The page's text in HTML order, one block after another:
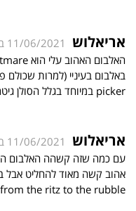
אריאלוש 11/06/2021 בשעה 13:24
picker במיוחד בגלל הסולן גיטרהה
אריאלוש 11/06/2021 בשעה 13:34
עם כמה שזה קשהה האלבום
the ritz to the rubble